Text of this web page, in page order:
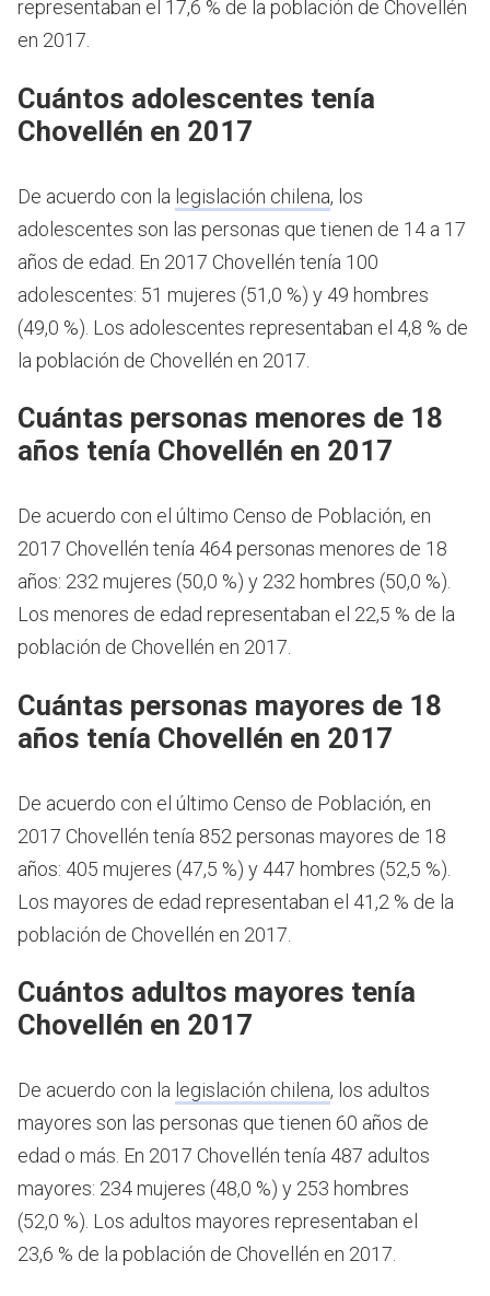
representaban el 17,6 % de la población de Chovellén
en 2017.
Cuántos adolescentes tenía
Chovellén en 2017
De acuerdo con la legislación chilena, los
adolescentes son las personas que tienen de 14 a 17
años de edad. En 2017 Chovellén tenía 100
adolescentes: 51 mujeres (51,0 %) y 49 hombres
(49,0 %). Los adolescentes representaban el 4,8 % de
la población de Chovellén en 2017.
Cuántas personas menores de 18
años tenía Chovellén en 2017
De acuerdo con el último Censo de Población, en
2017 Chovellén tenía 464 personas menores de 18
años: 232 mujeres (50,0 %) y 232 hombres (50,0 %).
Los menores de edad representaban el 22,5 % de la
población de Chovellén en 2017.
Cuántas personas mayores de 18
años tenía Chovellén en 2017
De acuerdo con el último Censo de Población, en
2017 Chovellén tenía 852 personas mayores de 18
años: 405 mujeres (47,5 %) y 447 hombres (52,5 %).
Los mayores de edad representaban el 41,2 % de la
población de Chovellén en 2017.
Cuántos adultos mayores tenía
Chovellén en 2017
De acuerdo con la legislación chilena, los adultos
mayores son las personas que tienen 60 años de
edad o más. En 2017 Chovellén tenía 487 adultos
mayores: 234 mujeres (48,0 %) y 253 hombres
(52,0 %). Los adultos mayores representaban el
23,6 % de la población de Chovellén en 2017.